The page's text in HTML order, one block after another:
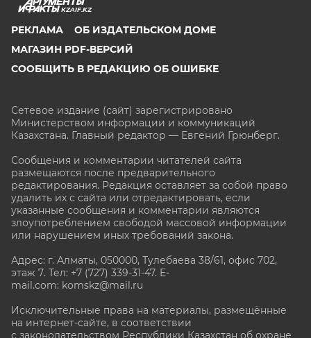
KZAIF.KZ
РЕКЛАМА
ОБ ИЗДАТЕЛЬСКОМ ДОМЕ
МАГАЗИН PDF-ВЕРСИЙ
СООБЩИТЬ В РЕДАКЦИЮ ОБ ОШИБКЕ
Сетевое издание (сайт) зарегистрировано
Министерством информации и коммуникаций
Казахстана. Главный редактор — Евгений Грюнберг.
Сообщения и комментарии читателей сайта
размещаются после предварительного
редактирования. Редакция оставляет за собой право
удалить их с сайта или отредактировать, если
указанные сообщения и комментарии являются
злоупотреблением свободой массовой информации
или нарушением иных требований закона.
Адрес: г. Алматы, 050000, Тулебаева 38/61, офис 702,
этаж 7. Тел: +7 (727) 339-31-47. E-
mail.com: komskz@mail.ru
Исключительные права на материалы, размещённые
на интернет-сайте, в соответствии
с законодательством Республики Казахстан об охране